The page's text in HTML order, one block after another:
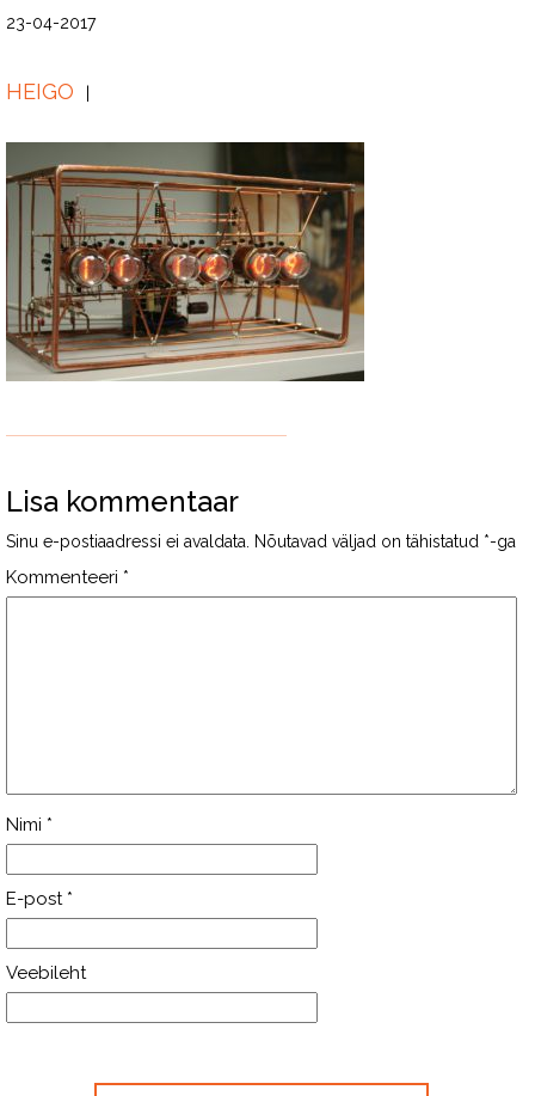
23-04-2017
HEIGO
Lisa kommentaar
Sinu e-postiaadressi ei avaldata. Nõutavad väljad on tähistatud *-ga
Kommenteeri *
Nimi *
E-post *
Veebileht